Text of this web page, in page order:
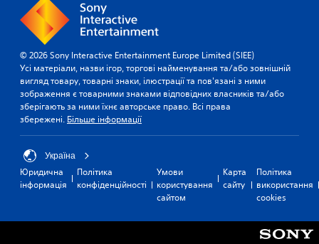
© 2026 Sony Interactive Entertainment Europe Limited (SIEE)
Усі матеріали, назви ігор, торгові найменування та/або зовнішній
вигляд товару, товарні знаки, ілюстрації та пов'язані з ними
зображення є товарними знаками відповідних власників та/або
зберігають за ними їхнє авторське право. Всі права
збережені. Більше інформації
Україна
Юридична
інформація
Політика
конфіденційності
Умови
користування
сайтом
Карта
сайту
Політика
використання
cookies